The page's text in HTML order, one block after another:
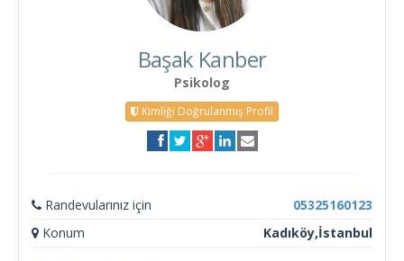
Başak Kanber
Psikolog
Kimliği Doğrulanmış Profil
Randevularınız için
05325160123
Konum
Kadıköy,İstanbul